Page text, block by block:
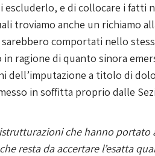
e di collocare i fatti
troviamo anche un richiamo
comportati nello
ragione di quanto sinora
dell’imputazione a titolo di
in soffitta proprio dalle
che hanno portato
resta da accertare l’esatta